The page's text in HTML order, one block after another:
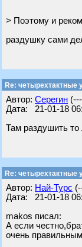
> Поэтому и
раздушку сами
Re: четырехтактные
Автор: Серегин
Дата: 21-01-18
Там раздушить то
Re: четырехтактные
Автор: Най-Турс
Дата: 21-01-18
makos писал:
А если
очень